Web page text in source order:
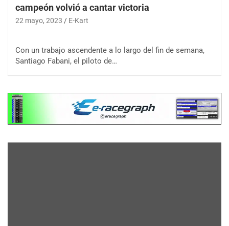
campeón volvió a cantar victoria
22 mayo, 2023 E-Kart
Con un trabajo ascendente a lo largo del fin de semana,
Santiago Fabani, el piloto de…